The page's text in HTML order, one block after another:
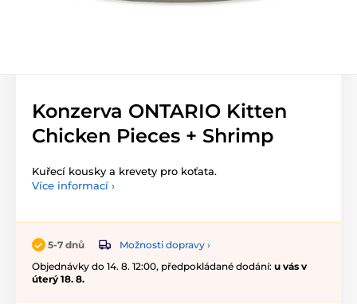
Konzerva ONTARIO Kitten
Chicken Pieces + Shrimp
Kuřecí kousky a krevety pro koťata.
Více informací ›
5-7 dnů
Možnosti dopravy ›
Objednávky do 14. 8. 12:00, předpokládané dodání: u vás v
úterý 18. 8.